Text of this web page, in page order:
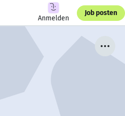
Anmelden
Job posten